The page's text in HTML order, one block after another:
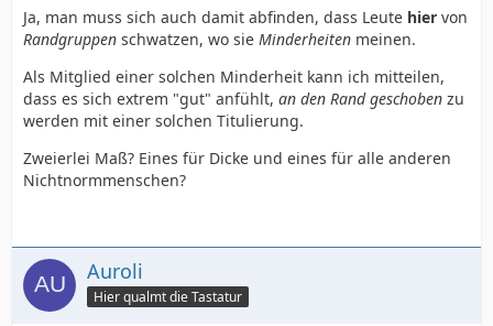
Ja, man muss sich auch damit abfinden, dass Leute hier von
Randgruppen schwatzen, wo sie Minderheiten meinen.
Als Mitglied einer solchen Minderheit kann ich mitteilen,
dass es sich extrem "gut" anfühlt, an den Rand geschoben zu
werden mit einer solchen Titulierung.
Zweierlei Maß? Eines für Dicke und eines für alle anderen
Nichtnormmenschen?
Auroli
Hier qualmt die Tastatur